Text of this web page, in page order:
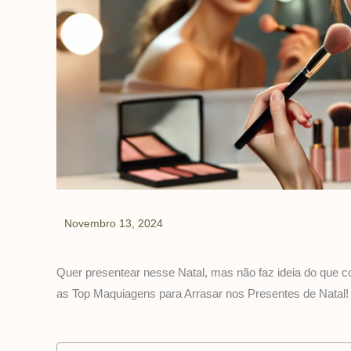
Novembro 13, 2024
Quer presentear nesse Natal, mas não faz ideia do que
as Top Maquiagens para Arrasar nos Presentes de Natal!